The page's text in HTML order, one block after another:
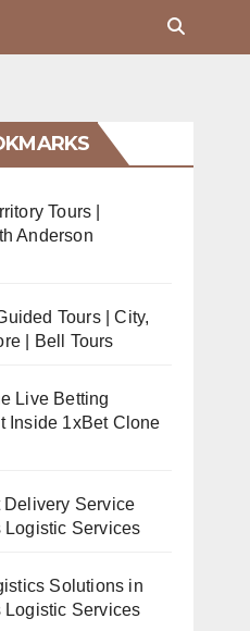
Tours |
Anderson
Tours | City,
| Bell Tours
Live Betting
Inside 1xBet Clone
Delivery Service
Logistic Services
Solutions in
Logistic Services